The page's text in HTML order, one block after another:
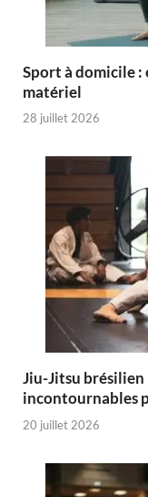
Sport à domicile :
matériel
28 juillet 2026
Jiu-Jitsu brésilien
incontournables
20 juillet 2026